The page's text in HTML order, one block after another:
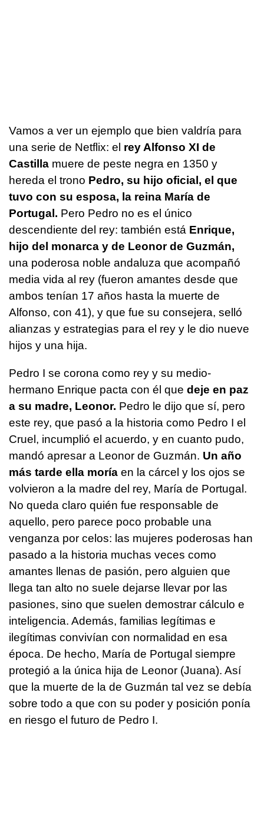
Vamos a ver un ejemplo que bien valdría para
una serie de Netflix: el rey Alfonso XI de
Castilla muere de peste negra en 1350 y
hereda el trono Pedro, su hijo oficial, el que
tuvo con su esposa, la reina María de
Portugal. Pero Pedro no es el único
descendiente del rey: también está Enrique,
hijo del monarca y de Leonor de Guzmán,
una poderosa noble andaluza que acompañó
media vida al rey (fueron amantes desde que
ambos tenían 17 años hasta la muerte de
Alfonso, con 41), y que fue su consejera, selló
alianzas y estrategias para el rey y le dio nueve
hijos y una hija.
Pedro I se corona como rey y su medio-
hermano Enrique pacta con él que deje en paz
a su madre, Leonor. Pedro le dijo que sí, pero
este rey, que pasó a la historia como Pedro I el
Cruel, incumplió el acuerdo, y en cuanto pudo,
mandó apresar a Leonor de Guzmán. Un año
más tarde ella moría en la cárcel y los ojos se
volvieron a la madre del rey, María de Portugal.
No queda claro quién fue responsable de
aquello, pero parece poco probable una
venganza por celos: las mujeres poderosas han
pasado a la historia muchas veces como
amantes llenas de pasión, pero alguien que
llega tan alto no suele dejarse llevar por las
pasiones, sino que suelen demostrar cálculo e
inteligencia. Además, familias legítimas e
ilegítimas convivían con normalidad en esa
época. De hecho, María de Portugal siempre
protegió a la única hija de Leonor (Juana). Así
que la muerte de la de Guzmán tal vez se debía
sobre todo a que con su poder y posición ponía
en riesgo el futuro de Pedro I.